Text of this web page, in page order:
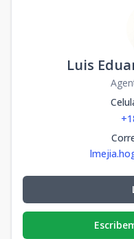
Luis